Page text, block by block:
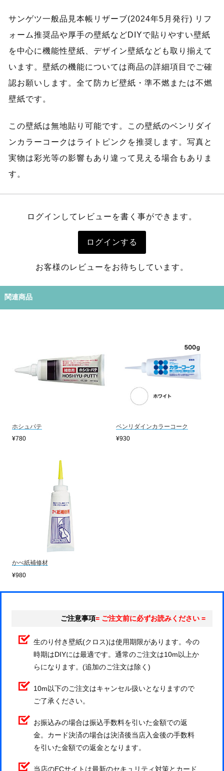
サンゲツ一般品見本帳リザーブ(2024年5月発行) リフ
ォーム推奨品や厚手の壁紙などDIYで貼りやすい壁紙
を中心に機能性壁紙、デザイン壁紙なども取り揃えて
います。壁紙の機能については商品の詳細項目でご確
認お願いします。全て防カビ壁紙・準不燃または不燃
壁紙です。
この壁紙は無地貼り可能です。この壁紙のベンリダイ
ンカラーコークはライトピンクを推奨します。写真と
実物は彩光等の影響もあり違って見える場合もありま
す。
ログインしてレビューを書く事ができます。
ログインする
お客様のレビューをお待ちしています。
関連商品
ホシュパテ
¥780
ベンリダインカラーコーク
¥930
かべ紙補修材
¥980
ご注意事項= ご注文前に必ずお読みください =
生のり付き壁紙(クロス)は使用期限があります。今の
時期はDIYには最適です。通常のご注文は10m以上か
らになります。(追加のご注文は除く)
10m以下のご注文はキャンセル扱いとなりますので
ご了承ください。
お振込みの場合は振込手数料を引いた金額での返
金。カード決済の場合は決済後当店入金後の手数料
を引いた金額での返金となります。
当店のECサイトは最新のセキュリティ対策とカード